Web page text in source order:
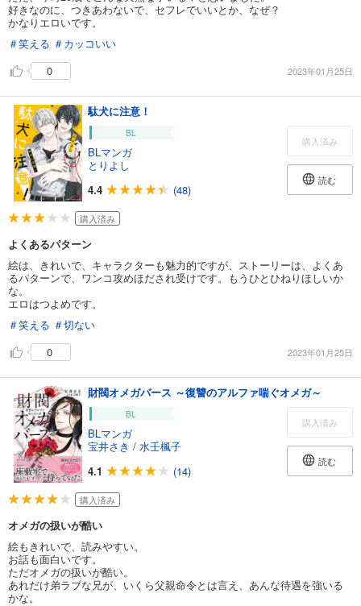
好きなのに、つきあわないで、セフレでいいとか、なぜ？
かなりエロいです。
＃笑える ＃カッコいい
0
2023年01月25日
駄犬に注意！
BL
BLマンガ
とりよし
4.4
(48)
購入済み
読む
購入済み
よくあるパターン
絵は、きれいで、キャラクターも魅力的ですが、ストーリーは、よくあ
るパターンで、ワンコ攻めほだされ受けです。もうひとひねりほしいか
な。
エロはつよめです。
＃笑える ＃切ない
0
2023年01月25日
財閥オメガバース ～復讐のアルファ喘ぐオメガ～
BL
BLマンガ
宝井さき / 水壬楓子
4.1
(14)
購入済み
読む
購入済み
オメガの扱いが酷い
絵もきれいで、読みやすい。
お話も面白いです。
ただオメガの扱いが酷い。
あれだけ弟ラブな兄が、いくら父親命令とは言え、あんな待遇を強いる
かな。